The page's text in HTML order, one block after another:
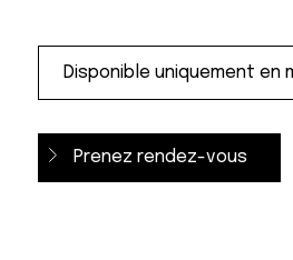
Prenez rendez-vous